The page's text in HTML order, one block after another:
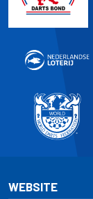
WEBSITE